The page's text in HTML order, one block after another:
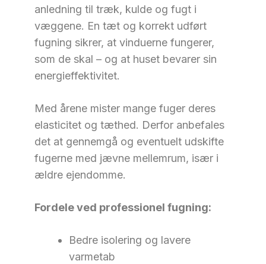
anledning til træk, kulde og fugt i
væggene. En tæt og korrekt udført
fugning sikrer, at vinduerne fungerer,
som de skal – og at huset bevarer sin
energieffektivitet.
Med årene mister mange fuger deres
elasticitet og tæthed. Derfor anbefales
det at gennemgå og eventuelt udskifte
fugerne med jævne mellemrum, især i
ældre ejendomme.
Fordele ved professionel fugning:
Bedre isolering og lavere
varmetab